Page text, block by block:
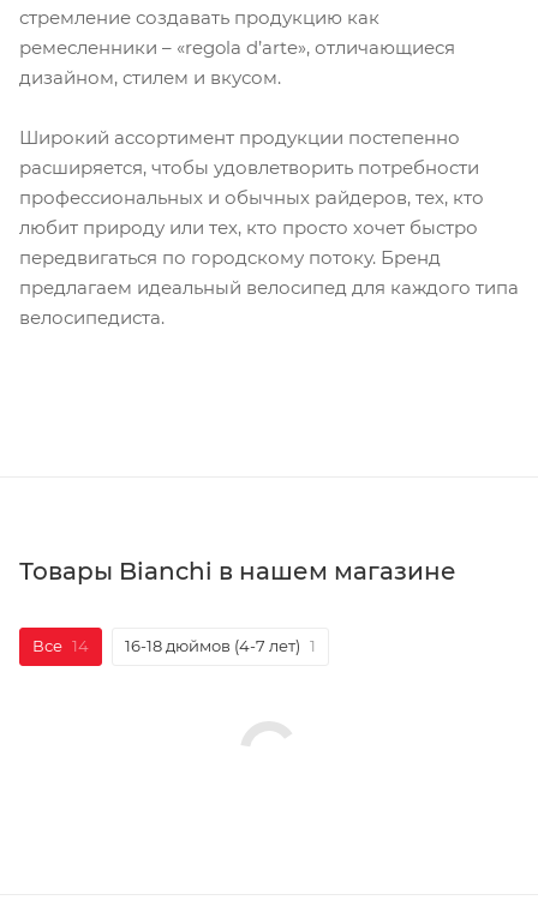
стремление создавать продукцию как
ремесленники – «regola d’arte», отличающиеся
дизайном, стилем и вкусом.
Широкий ассортимент продукции постепенно
расширяется, чтобы удовлетворить потребности
профессиональных и обычных райдеров, тех, кто
любит природу или тех, кто просто хочет быстро
передвигаться по городскому потоку. Бренд
предлагаем идеальный велосипед для каждого типа
велосипедиста.
Товары Bianchi в нашем магазине
Все 14 16-18 дюймов (4-7 лет) 1